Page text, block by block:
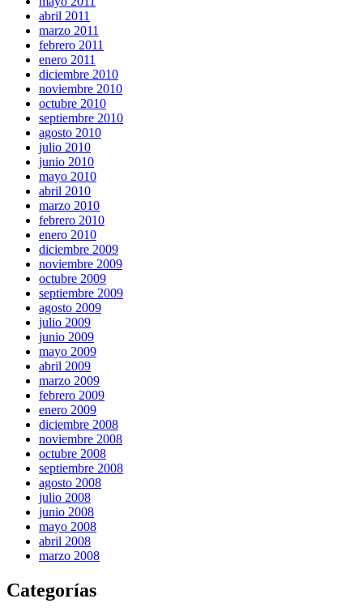
abril 2011
marzo 2011
febrero 2011
enero 2011
diciembre 2010
noviembre 2010
octubre 2010
septiembre 2010
agosto 2010
julio 2010
junio 2010
mayo 2010
abril 2010
marzo 2010
febrero 2010
enero 2010
diciembre 2009
noviembre 2009
octubre 2009
septiembre 2009
agosto 2009
julio 2009
junio 2009
mayo 2009
abril 2009
marzo 2009
febrero 2009
enero 2009
diciembre 2008
noviembre 2008
octubre 2008
septiembre 2008
agosto 2008
julio 2008
junio 2008
mayo 2008
abril 2008
marzo 2008
Categorías